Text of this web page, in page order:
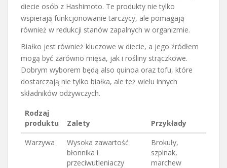
diecie osób z Hashimoto. Te produkty nie tylko
wspierają funkcjonowanie tarczycy, ale pomagają
również w redukcji stanów zapalnych w organizmie.
Białko jest również kluczowe w diecie, a jego źródłem
mogą być zarówno mięsa, jak i rośliny strączkowe.
Dobrym wyborem będą also quinoa oraz tofu, które
dostarczają nie tylko białka, ale też wielu innych
składników odżywczych.
Rodzaj
produktu
Zalety
Przykłady
Warzywa
Wysoka zawartość
błonnika i
przeciwutleniaczy
Brokuły,
szpinak,
marchew